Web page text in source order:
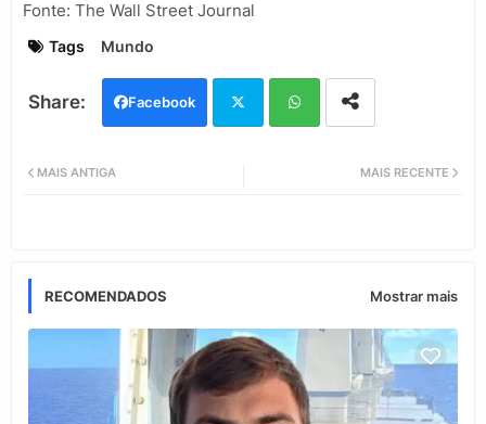
Fonte: The Wall Street Journal
Tags Mundo
Facebook
MAIS RECENTE
MAIS ANTIGA
RECOMENDADOS Mostrar mais